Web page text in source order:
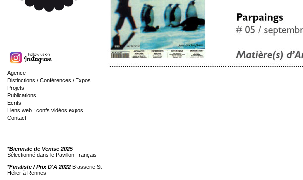
Agence
Distinctions / Conférences / Expos
Projets
Publications
Ecrits
Liens web : confs vidéos expos
Contact
*Biennale de Venise 2025
Sélectionné dans le Pavillon Français
*Finaliste / Prix D'A 2022 Brasserie St
Hélier à Rennes